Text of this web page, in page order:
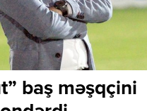
baş məşqçini